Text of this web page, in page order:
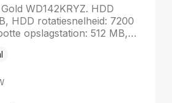
III
WD142KRYZ. HDD
HDD rotatiesnelheid: 7200
opslagstation: 512 MB,